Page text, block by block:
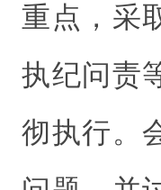
重点，采
执纪问责
彻执行。